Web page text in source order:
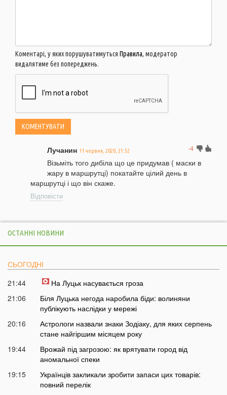
Коментарі, у яких порушуватимуться Правила, модератор
видалятиме без попереджень.
-4
Лучанин 11 червня, 2020, 21:52
Візьміть того дибіла що це придумав ( маски в
жару в маршрутці) покатайте цілий день в
маршрутці і що він скаже.
Відповісти
ОСТАННІ НОВИНИ
СЬОГОДНІ
21:44
На Луцьк насувається гроза
21:06
Біля Луцька негода наробила біди: волиняни
публікують наслідки у мережі
20:16
Астрологи назвали знаки Зодіаку, для яких серпень
стане найгіршим місяцем року
19:44
Врожай під загрозою: як врятувати город від
аномальної спеки
19:15
Українців закликали зробити запаси цих товарів:
повний перелік